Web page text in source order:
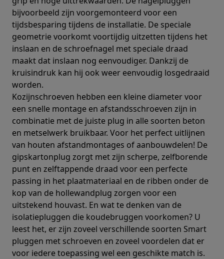
bijvoorbeeld zijn voorgemonteerd voor een
tijdsbesparing tijdens de installatie. De speciale
geometrie voorkomt voortijdig uitzetten tijdens het
inslaan en de schroefnagel met speciale draad
maakt dat inslaan nog eenvoudiger. Dankzij de
kruisindruk kan hij ook weer eenvoudig losgedraaid
worden.
Kozijnschroeven hebben een kleine diameter voor
een snelle montage en afstandsschroeven zijn in
combinatie met de juiste plug in alle soorten beton
en metselwerk bruikbaar. Voor het perfect uitlijnen
van houten afstandmontages of aanbouwdelen! De
gipskartonplug zorgt met zijn scherpe, zelfborende
punt en zelftappende draad voor een perfecte
passing in het plaatmateriaal en de ribben onder de
kop van de hollewandplug zorgen voor een
uitstekend houvast. En wat te denken van de
isolatiepluggen die koudebruggen voorkomen? U
leest het, er zijn zoveel verschillende soorten Smart
pluggen met schroeven en zoveel voordelen dat er
voor iedere toepassing wel een geschikte match is.